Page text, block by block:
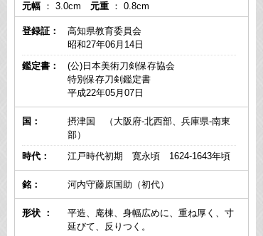
元幅 ： 3.0cm 元重 ： 0.8cm
登録証：
高知県教育委員会
昭和27年06月14日
鑑定書：
(公)日本美術刀剣保存協会
特別保存刀剣鑑定書
平成22年05月07日
国：
摂津国 （大阪府-北西部、兵庫県-南東
部）
時代：
江戸時代初期 寛永頃 1624-1643年頃
銘： 河内守藤原国助（初代）
形状 ：
平造、庵棟、身幅広めに、重ね厚く、寸
延びて、反りつく。